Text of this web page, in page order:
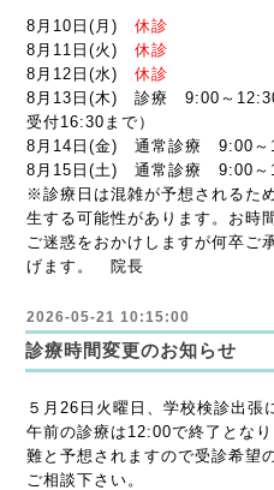
8月10日(月) 休診
8月11日(火) 休診
8月12日(水) 休診
8月13日(木) 診療 9:00～
受付16:30まで）
8月14日(金) 通常診療 9:00～
8月15日(土) 通常診療 9:00～
※診療日は混雑が予想されるた
生する可能性があります。お時
ご迷惑をおかけしますが何卒ご
げます。 院長
2026-05-21 10:15:00
診療時間変更のお知らせ
５月26日火曜日、学校検診出張
午前の診療は12:00で終了とな
難と予想されますので受診希望
ご相談下さい。